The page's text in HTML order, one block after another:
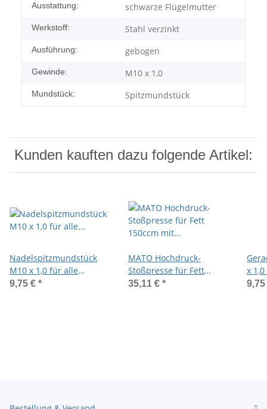
Ausstattung: schwarze Flügelmutter
Werkstoff: Stahl verzinkt
Ausführung: gebogen
Gewinde: M10 x 1,0
Mundstück: Spitzmundstück
Kunden kauften dazu folgende Artikel:
Nadelspitzmundstück
M10 x 1,0 für alle
Schmiernippelarten
9,75 € *
MATO Hochdruck-
Stoßpresse für Fett
150ccm mit Hydraulik-
35,11 € *
x